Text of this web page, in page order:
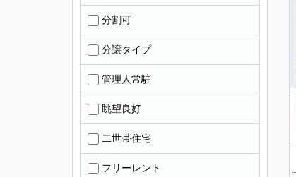
分割可
分譲タイプ
管理人常駐
眺望良好
二世帯住宅
フリーレント